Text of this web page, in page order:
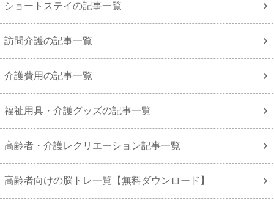
ショートステイの記事一覧
訪問介護の記事一覧
介護費用の記事一覧
福祉用具・介護グッズの記事一覧
高齢者・介護レクリエーション記事一覧
高齢者向けの脳トレ一覧【無料ダウンロード】